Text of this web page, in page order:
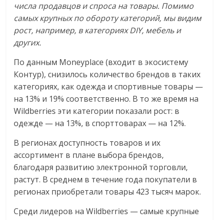
числа продавцов и спроса на товары. Помимо
самых крупных по обороту категорий, мы видим
рост, например, в категориях DIY, мебель и
других.
По данным Moneyplace (входит в экосистему
Контур), снизилось количество брендов в таких
категориях, как одежда и спортивные товары —
на 13% и 19% соответственно. В то же время на
Wildberries эти категории показали рост: в
одежде — на 13%, в спорттоварах — на 12%.
В регионах доступность товаров и их
ассортимент в плане выбора брендов,
благодаря развитию электронной торговли,
растут. В среднем в течение года покупатели в
регионах приобретали товары 423 тысяч марок.
Среди лидеров на Wildberries — самые крупные